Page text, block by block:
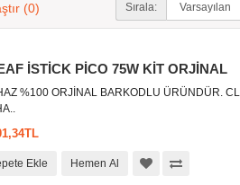
(0) Sırala:
İSTİCK PİCO 75W KİT ORJİNAL
%100 ORJİNAL BARKODLU ÜRÜNDÜR.
Ekle Hemen Al